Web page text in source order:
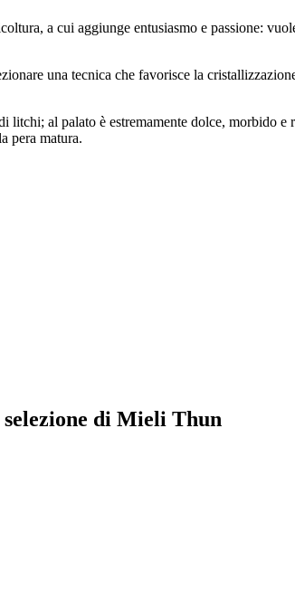
a cui aggiunge entusiasmo e passione:
una tecnica che favorisce la
al palato è estremamente dolce, morbido
pera matura.
di Mieli Thun